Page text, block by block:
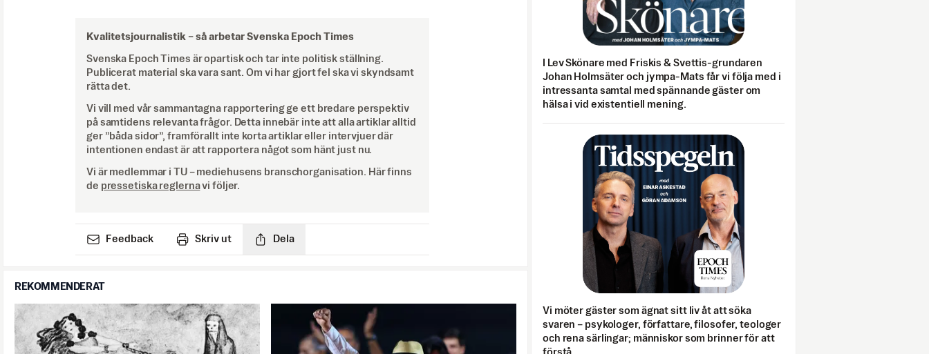
Kvalitetsjournalistik – så arbetar Svenska Epoch Times
Svenska Epoch Times är opartisk och tar inte politisk ställning.
Publicerat material ska vara sant. Om vi har gjort fel ska vi skyndsamt
rätta det.
Vi vill med vår sammantagna rapportering ge ett bredare perspektiv
på samtidens relevanta frågor. Detta innebär inte att alla artiklar alltid
ger ”båda sidor”, framförallt inte korta artiklar eller intervjuer där
intentionen endast är att rapportera något som hänt just nu.
Vi är medlemmar i TU – mediehusens branschorganisation. Här finns
de pressetiska reglernavi följer.
Feedback Skriv ut Dela
REKOMMENDERAT
I Lev Skönare med Friskis & Svettis-grundaren
Johan Holmsäter och jympa-Mats får vi följa med i
intressanta samtal med spännande gäster om
hälsa i vid existentiell mening.
Vi möter gäster som ägnat sitt liv åt att söka
svaren – psykologer, författare, filosofer, teologer
och rena särlingar; människor som brinner för att